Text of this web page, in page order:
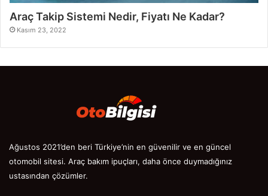
Araç Takip Sistemi Nedir, Fiyatı Ne Kadar?
Kasım 23, 2022
Ağustos 2021’den beri Türkiye’nin en güvenilir ve en güncel
otomobil sitesi. Araç bakım ipuçları, daha önce duymadığınız
ustasından çözümler.